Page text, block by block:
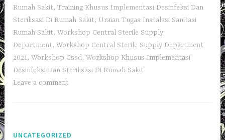
Rumah Sakit,Training Khusus Implementasi Desinfeksi Dan
Sterilisasi Di Rumah Sakit, Uraian Tugas Instalasi Sanitasi
Rumah Sakit,Workshop Central Sterile Supply
Department,Workshop Central Sterile Supply Department
2021,Workshop Cssd,Workshop Khusus Implementasi
Desinfeksi Dan Sterilisasi Di Rumah Sakit
Leave a comment
UNCATEGORIZED